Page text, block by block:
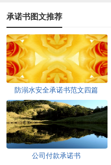
承诺书图文推荐
防溺水安全承诺书范文四篇
公司付款承诺书